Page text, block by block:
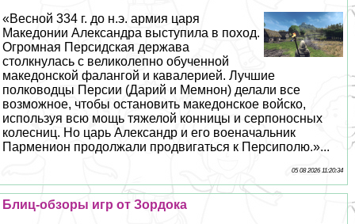
«Весной 334 г. до н.э. армия царя
Македонии Александра выступила в поход.
Огромная Персидская держава
столкнулась с великолепно обученной
македонской фалангой и кавалерией. Лучшие
полководцы Персии (Дарий и Мемнон) делали все
возможное, чтобы остановить македонское войско,
используя всю мощь тяжелой конницы и серпоносных
колесниц. Но царь Александр и его военачальник
Парменион продолжали продвигаться к Персиполю.»...
05 08 2026 11:20:34
Блиц-обзоры игр от Зордока